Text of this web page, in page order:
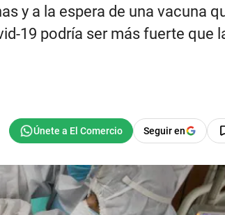
y a la espera de una vacuna
19 podría ser más fuerte que
Seguir en